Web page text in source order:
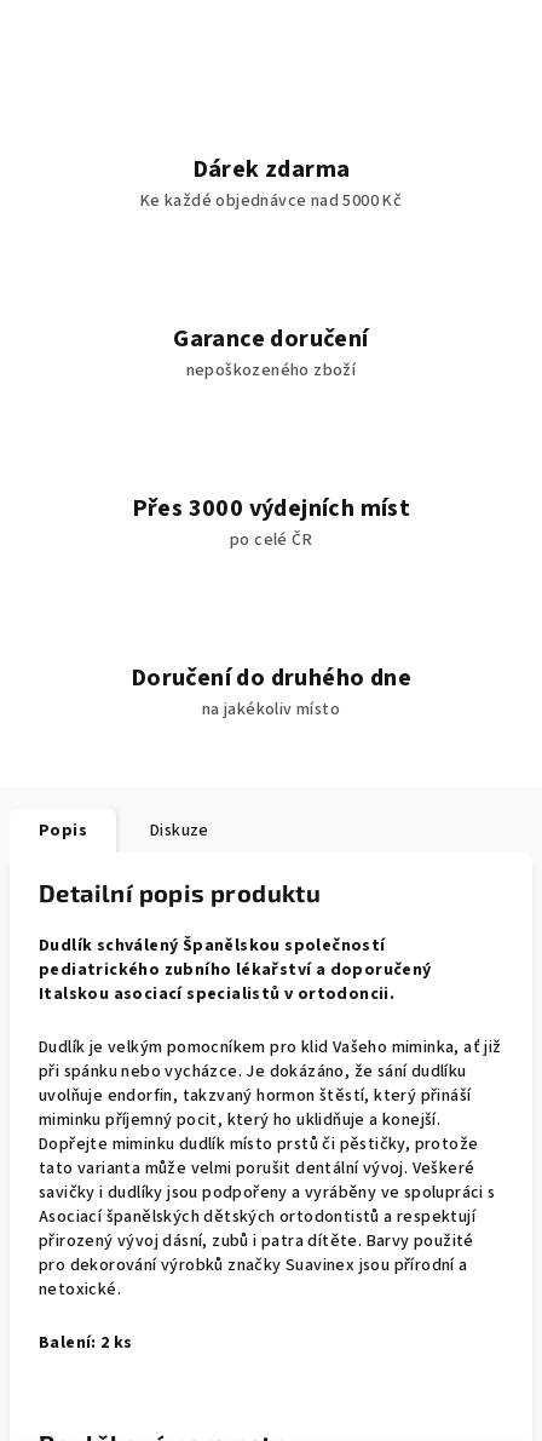
Dárek zdarma
Ke každé objednávce nad 5000 Kč
Garance doručení
nepoškozeného zboží
Přes 3000 výdejních míst
po celé ČR
Doručení do druhého dne
na jakékoliv místo
Popis Diskuze
Detailní popis produktu
Dudlík schválený Španělskou společností
pediatrického zubního lékařství a doporučený
Italskou asociací specialistů v ortodoncii.
Dudlík je velkým pomocníkem pro klid Vašeho miminka, ať již
při spánku nebo vycházce. Je dokázáno, že sání dudlíku
uvolňuje endorfin, takzvaný hormon štěstí, který přináší
miminku příjemný pocit, který ho uklidňuje a konejší.
Dopřejte miminku dudlík místo prstů či pěstičky, protože
tato varianta může velmi porušit dentální vývoj. Veškeré
savičky i dudlíky jsou podpořeny a vyráběny ve spolupráci s
Asociací španělských dětských ortodontistů a respektují
přirozený vývoj dásní, zubů i patra dítěte. Barvy použité
pro dekorování výrobků značky Suavinex jsou přírodní a
netoxické.
Balení: 2 ks